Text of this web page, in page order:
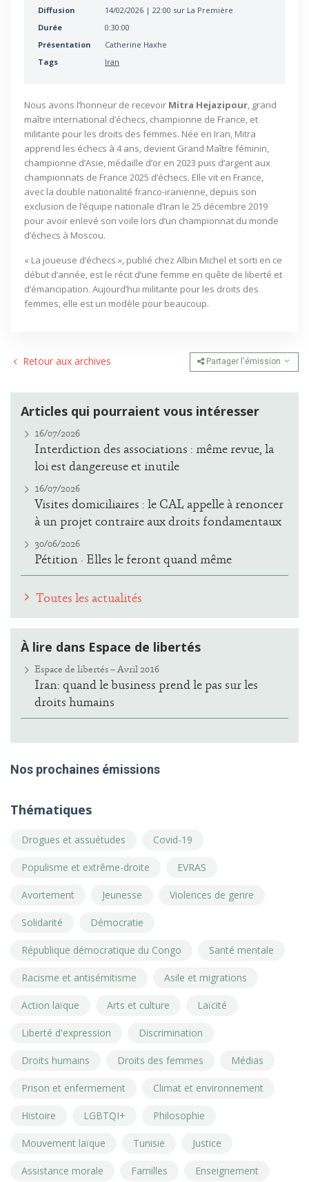
Diffusion
14/02/2026 | 22:00 sur La Première
Durée
0:30:00
Présentation
Catherine Haxhe
Tags
Iran
Nous avons l’honneur de recevoir Mitra Hejazipour, grand
maître international d’échecs, championne de France, et
militante pour les droits des femmes. Née en Iran, Mitra
apprend les échecs à 4 ans, devient Grand Maître féminin,
championne d’Asie, médaille d’or en 2023 puis d’argent aux
championnats de France 2025 d’échecs. Elle vit en France,
avec la double nationalité franco-iranienne, depuis son
exclusion de l’équipe nationale d’Iran le 25 décembre 2019
pour avoir enlevé son voile lors d’un championnat du monde
d’échecs à Moscou.
« La joueuse d’échecs », publié chez Albin Michel et sorti en ce
début d’année, est le récit d’une femme en quête de liberté et
d’émancipation. Aujourd’hui militante pour les droits des
femmes, elle est un modèle pour beaucoup.
Retour aux archives Partager l'émission
Articles qui pourraient vous intéresser
16/07/2026
Interdiction des associations : même revue, la
loi est dangereuse et inutile
16/07/2026
Visites domiciliaires : le CAL appelle à renoncer
à un projet contraire aux droits fondamentaux
30/06/2026
Pétition · Elles le feront quand même
Toutes les actualités
À lire dans Espace de libertés
Espace de libertés – Avril 2016
Iran: quand le business prend le pas sur les
droits humains
Nos prochaines émissions
Thématiques
Drogues et assuétudes Covid-19
Populisme et extrême-droite EVRAS
Avortement Jeunesse Violences de genre
Solidarité Démocratie
République démocratique du Congo Santé mentale
Racisme et antisémitisme Asile et migrations
Action laïque Arts et culture Laïcité
Liberté d'expression Discrimination
Droits humains Droits des femmes Médias
Prison et enfermement Climat et environnement
Histoire LGBTQI+ Philosophie
Mouvement laïque Tunisie Justice
Assistance morale Familles Enseignement